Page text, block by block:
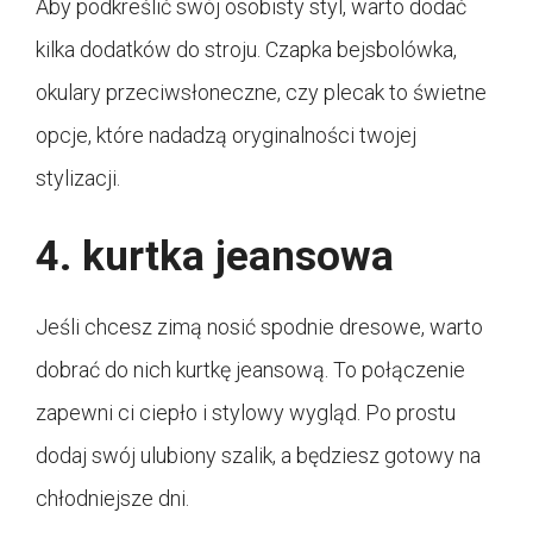
Aby podkreślić swój osobisty styl, warto dodać
kilka dodatków do stroju. Czapka bejsbolówka,
okulary przeciwsłoneczne, czy plecak to świetne
opcje, które nadadzą oryginalności twojej
stylizacji.
4. kurtka jeansowa
Jeśli chcesz zimą nosić spodnie dresowe, warto
dobrać do nich kurtkę jeansową. To połączenie
zapewni ci ciepło i stylowy wygląd. Po prostu
dodaj swój ulubiony szalik, a będziesz gotowy na
chłodniejsze dni.